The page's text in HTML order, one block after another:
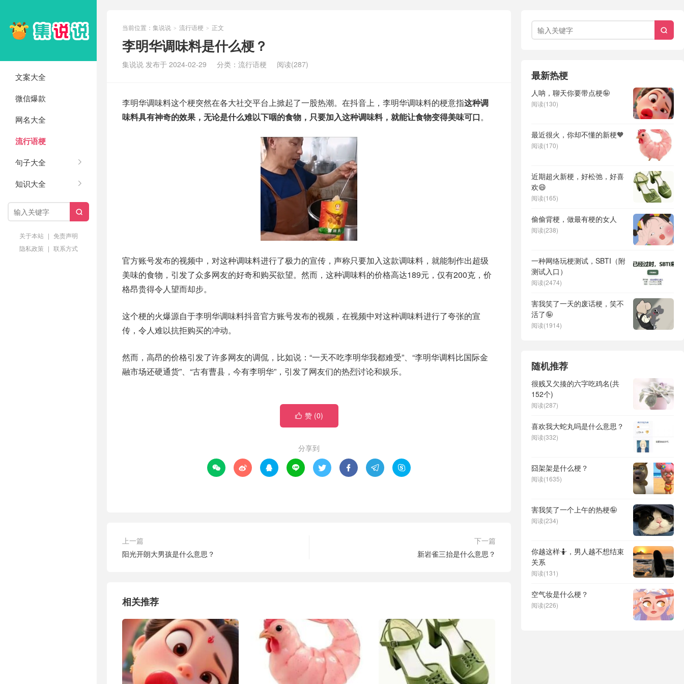
文案大全
微信爆款
网名大全
流行语梗
句子大全
知识大全

关于本站 | 免责声明
隐私政策 | 联系方式
当前位置： 集说说 > 流行语梗 > 正文
李明华调味料是什么梗？
集说说 发布于 2024-02-29 分类： 流行语梗 阅读(287)
李明华调味料这个梗突然在各大社交平台上掀起了一股热潮。在抖音上，李明华调味料的梗意指这种调
味料具有神奇的效果，无论是什么难以下咽的食物，只要加入这种调味料，就能让食物变得美味可口。
官方账号发布的视频中，对这种调味料进行了极力的宣传，声称只要加入这款调味料，就能制作出超级
美味的食物，引发了众多网友的好奇和购买欲望。然而，这种调味料的价格高达189元，仅有200克，价
格昂贵得令人望而却步。
这个梗的火爆源自于李明华调味料抖音官方账号发布的视频，在视频中对这种调味料进行了夸张的宣
传，令人难以抗拒购买的冲动。
然而，高昂的价格引发了许多网友的调侃，比如说：“一天不吃李明华我都难受”、“李明华调料比国际金
融市场还硬通货”、“古有曹县，今有李明华”，引发了网友们的热烈讨论和娱乐。
 赞 (0)
分享到
       
上一篇
阳光开朗大男孩是什么意思？
下一篇
新岩雀三抬是什么意思？
相关推荐

最新热梗
人呐，聊天你要带点梗🤪
阅读(130)
最近很火，你却不懂的新梗🧡
阅读(170)
近期超火新梗，好松弛，好喜
欢😄
阅读(165)
偷偷背梗，做最有梗的女人
阅读(238)
一种网络玩梗测试，SBTI（附
测试入口）
阅读(2474)
害我笑了一天的废话梗，笑不
活了🤪
阅读(1914)
随机推荐
很贱又欠揍的六字吃鸡名(共
152个)
阅读(287)
喜欢我大蛇丸吗是什么意思？
阅读(332)
囧架架是什么梗？
阅读(1635)
害我笑了一个上午的热梗🤪
阅读(234)
你越这样🤷，男人越不想结束
关系
阅读(131)
空气妆是什么梗？
阅读(226)